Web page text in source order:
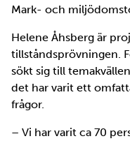
Mark- och
Helene Åhsberg är
tillståndsprövningen.
sökt sig till
det har varit ett
frågor.
– Vi har varit ca 70